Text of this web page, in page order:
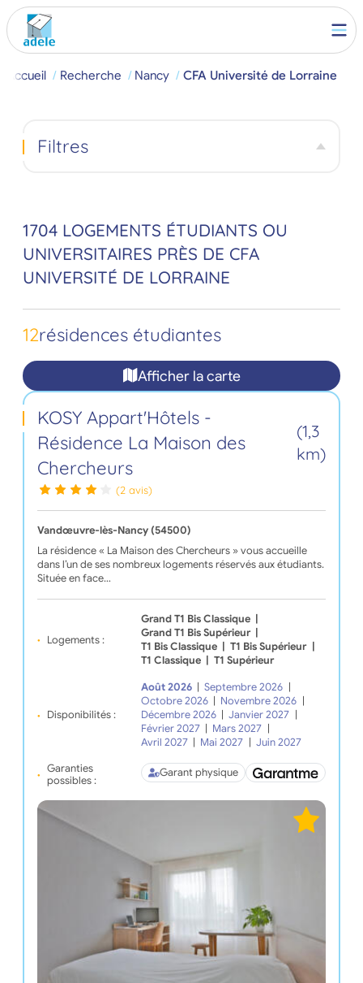
Accueil Recherche Nancy CFA Université de Lorraine
1704 LOGEMENTS ÉTUDIANTS OU
UNIVERSITAIRES PRÈS DE CFA
UNIVERSITÉ DE LORRAINE
12résidences étudiantes
Afficher la carte
KOSY Appart'Hôtels -
Résidence La Maison des
Chercheurs
(1,3
km)
(2 avis)
Vandœuvre-lès-Nancy (54500)
La résidence « La Maison des Chercheurs » vous accueille
dans l’un de ses nombreux logements réservés aux étudiants.
Située en face…
Logements :
Grand T1 Bis Classique
Grand T1 Bis Supérieur
T1 Bis Classique
T1 Bis Supérieur
T1 Classique
T1 Supérieur
Disponibilités :
Août 2026 Septembre 2026
Octobre 2026
Novembre 2026
Décembre 2026
Janvier 2027
Février 2027
Mars 2027
Avril 2027
Mai 2027
Juin 2027
Garanties
possibles :
Garant physique
Filtres